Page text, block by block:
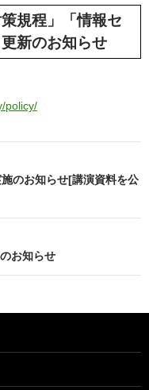
規程」「情報セ
新のお知らせ
policy/
のお知らせ[講演資料を公
お知らせ